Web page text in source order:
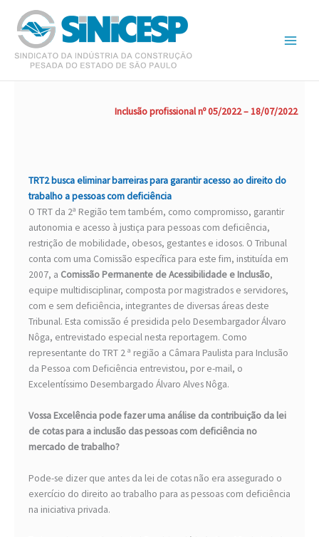
para
conteúdo
Inclusão profissional nº 05/2022 – 18/07/2022
TRT2 busca eliminar barreiras para garantir acesso ao direito do
trabalho a pessoas com deficiência
O TRT da 2ª Região tem também, como compromisso, garantir
autonomia e acesso à justiça para pessoas com deficiência,
restrição de mobilidade, obesos, gestantes e idosos. O Tribunal
conta com uma Comissão específica para este fim, instituída em
2007, a Comissão Permanente de Acessibilidade e Inclusão,
equipe multidisciplinar, composta por magistrados e servidores,
com e sem deficiência, integrantes de diversas áreas deste
Tribunal. Esta comissão é presidida pelo Desembargador Álvaro
Nôga, entrevistado especial nesta reportagem. Como
representante do TRT 2 ª região a Câmara Paulista para Inclusão
da Pessoa com Deficiência entrevistou, por e-mail, o
Excelentíssimo Desembargado Álvaro Alves Nôga.
Vossa Excelência pode fazer uma análise da contribuição da lei
de cotas para a inclusão das pessoas com deficiência no
mercado de trabalho?
Pode-se dizer que antes da lei de cotas não era assegurado o
exercício do direito ao trabalho para as pessoas com deficiência
na iniciativa privada.